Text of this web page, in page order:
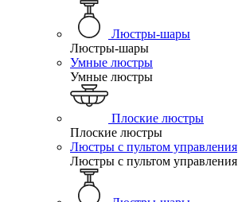
Люстры-шары
Люстры-шары
Умные люстры
Умные люстры
Плоские люстры
Плоские люстры
Люстры с пультом управления
Люстры с пультом управления